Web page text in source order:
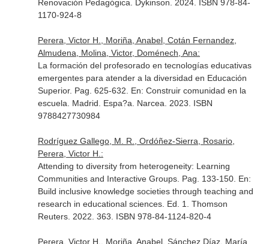
Renovación Pedagógica . Dykinson. 2024. ISBN 978-84-
1170-924-8
Perera, Victor H., Moriña, Anabel, Cotán Fernandez,
Almudena, Molina, Victor, Doménech, Ana:
La formación del profesorado en tecnologías educativas
emergentes para atender a la diversidad en Educación
Superior. Pag. 625-632. En: Construir comunidad en la
escuela . Madrid. Espa?a. Narcea. 2023. ISBN
9788427730984
Rodríguez Gallego, M. R., Ordóñez-Sierra, Rosario,
Perera, Victor H.:
Attending to diversity from heterogeneity: Learning
Communities and Interactive Groups. Pag. 133-150. En:
Build inclusive knowledge societies through teaching and
research in educational sciences. Ed. 1. Thomson
Reuters. 2022. 363. ISBN 978-84-1124-820-4
Perera, Victor H., Moriña, Anabel, Sánchez Díaz, María